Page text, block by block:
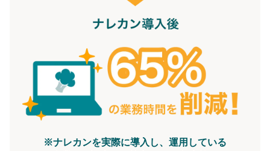
※ナレカンを実際に導入し、運用している